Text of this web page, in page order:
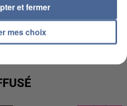
EMPORTÉE PAR UNE
SAVOIE
mes choix
et fermer